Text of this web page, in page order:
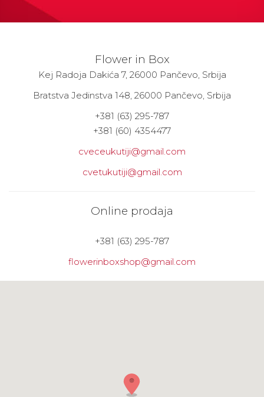
Flower in Box
Kej Radoja Dakića 7, 26000 Pančevo, Srbija
Bratstva Jedinstva 148, 26000 Pančevo, Srbija
+381 (63) 295-787
+381 (60) 4354477
cveceukutiji@gmail.com
cvetukutiji@gmail.com
Online prodaja
+381 (63) 295-787
flowerinboxshop@gmail.com